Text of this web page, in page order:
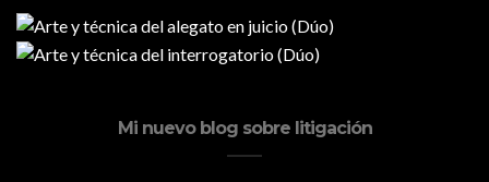
Mi nuevo blog sobre litigación